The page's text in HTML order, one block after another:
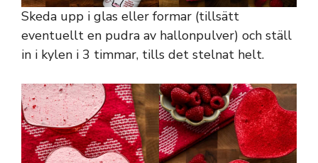
Skeda upp i glas eller formar (tillsätt
eventuellt en pudra av hallonpulver) och ställ
in i kylen i 3 timmar, tills det stelnat helt.